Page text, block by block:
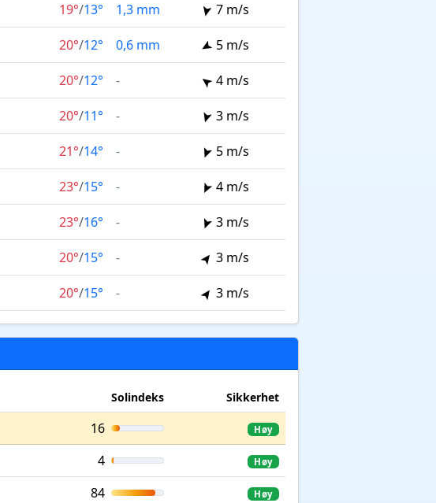
19°/13° 1,3 mm 7 m/s
20°/12° 0,6 mm 5 m/s
20°/12° - 4 m/s
20°/11° - 3 m/s
21°/14° - 5 m/s
23°/15° - 4 m/s
23°/16° - 3 m/s
20°/15° - 3 m/s
20°/15° - 3 m/s
Solindeks Sikkerhet
16 Høy
4 Høy
84 Høy